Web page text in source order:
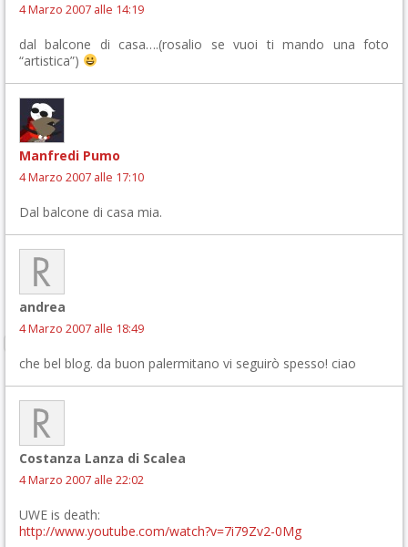
4 Marzo 2007 alle 14:19
dal balcone di casa….(rosalio se vuoi ti mando una foto
“artistica”)
Manfredi Pumo
4 Marzo 2007 alle 17:10
Dal balcone di casa mia.
andrea
4 Marzo 2007 alle 18:49
che bel blog. da buon palermitano vi seguirò spesso! ciao
Costanza Lanza di Scalea
4 Marzo 2007 alle 22:02
UWE is death:
http://www.youtube.com/watch?v=7i79Zv2-0Mg